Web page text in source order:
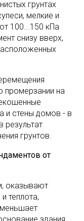
грунтах
мелкие и
100...150 кПа
снизу вверх,
промерзании на
и стены домов - в
грунтов.
от
оказывают
теплота,